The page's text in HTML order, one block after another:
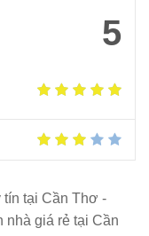
5
tại Cần Thơ -
nhà giá rẻ tại Cần